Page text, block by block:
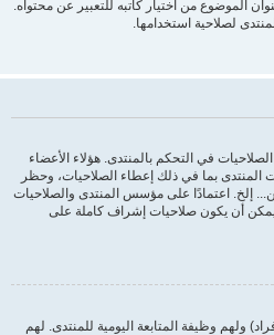
الموضوع من اختيار كاتبه للتعبير عن محتواه.
لصلاحية استخدامها.
في التحكم بالمنتدى. هؤلاء الأعضاء
المنتدى بما في ذلك إعطاء الصلاحيات، وحظر
إلخ. اعتمادًا على مؤسس المنتدى والصلاحيات
يمكن أن يكون صلاحيات إشراف كاملة على
ولهم وظيفة المتابعة اليومية للمنتدى. لهم